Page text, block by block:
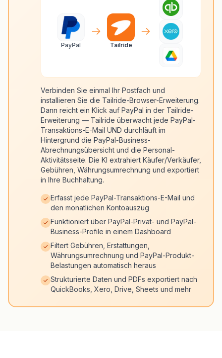
PayPal Tailride
Verbinden Sie einmal Ihr Postfach und
installieren Sie die Tailride-Browser-Erweiterung.
Dann reicht ein Klick auf PayPal in der Tailride-
Erweiterung — Tailride überwacht jede PayPal-
Transaktions-E-Mail UND durchläuft im
Hintergrund die PayPal-Business-
Abrechnungsübersicht und die Personal-
Aktivitätsseite. Die KI extrahiert Käufer/Verkäufer,
Gebühren, Währungsumrechnung und exportiert
in Ihre Buchhaltung.
Erfasst jede PayPal-Transaktions-E-Mail und
den monatlichen Kontoauszug
Funktioniert über PayPal-Privat- und PayPal-
Business-Profile in einem Dashboard
Filtert Gebühren, Erstattungen,
Währungsumrechnung und PayPal-Produkt-
Belastungen automatisch heraus
Strukturierte Daten und PDFs exportiert nach
QuickBooks, Xero, Drive, Sheets und mehr